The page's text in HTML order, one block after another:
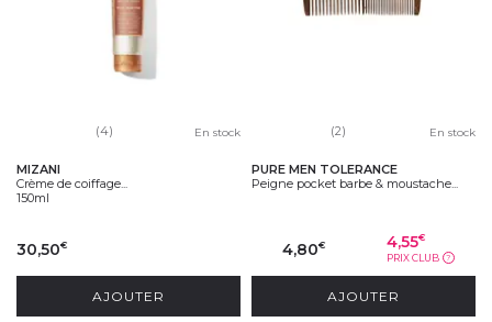
(4) En stock
MIZANI
Crème de coiffage...
150ml
30,50€
AJOUTER
(2) En stock
PURE MEN TOLERANCE
Peigne pocket barbe & moustache...
4,80€ 4,55€
PRIX CLUB ?
AJOUTER